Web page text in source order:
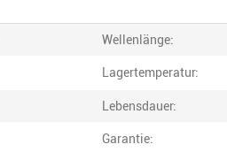
Wellenlänge:
Lagertemperatur:
Lebensdauer:
Garantie: